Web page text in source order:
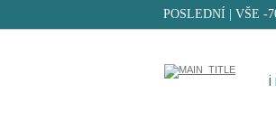
i
POSLEDNÍ | VŠE -